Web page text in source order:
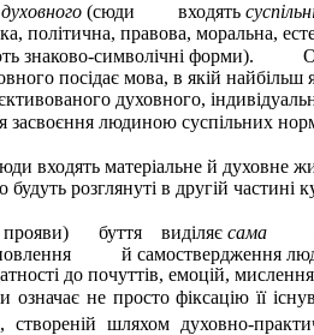
(сюди входять
політична, правова, моральна,
знаково-символічні форми).
посідає мова, в якій найбільш
духовного,
засвоєння людиною суспільних
входять матеріальне й духовне
будуть розглянуті в другій частині
прояви) буття виділяє сама
й самоствердження
до почуттів, емоцій,
означає не просто фіксацію її
створеній шляхом духовно-